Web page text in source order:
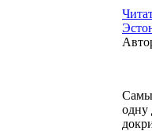
одну